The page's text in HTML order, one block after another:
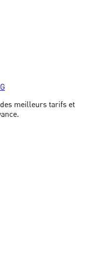
meilleurs tarifs et